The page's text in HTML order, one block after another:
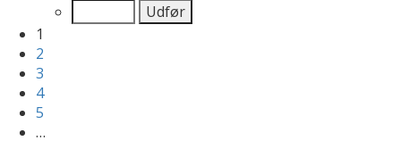
1
2
3
4
5
…